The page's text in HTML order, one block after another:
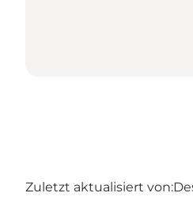
Zuletzt aktualisiert von: